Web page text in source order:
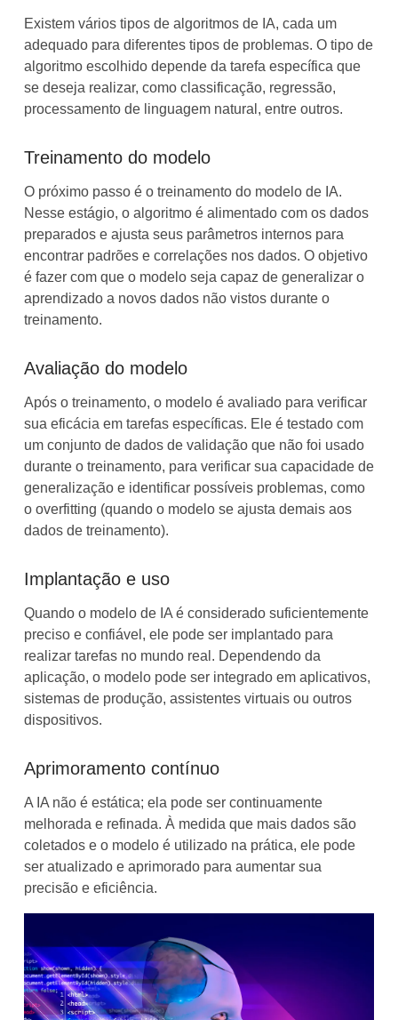
Existem vários tipos de algoritmos de IA, cada um
adequado para diferentes tipos de problemas. O tipo de
algoritmo escolhido depende da tarefa específica que
se deseja realizar, como classificação, regressão,
processamento de linguagem natural, entre outros.
Treinamento do modelo
O próximo passo é o treinamento do modelo de IA.
Nesse estágio, o algoritmo é alimentado com os dados
preparados e ajusta seus parâmetros internos para
encontrar padrões e correlações nos dados. O objetivo
é fazer com que o modelo seja capaz de generalizar o
aprendizado a novos dados não vistos durante o
treinamento.
Avaliação do modelo
Após o treinamento, o modelo é avaliado para verificar
sua eficácia em tarefas específicas. Ele é testado com
um conjunto de dados de validação que não foi usado
durante o treinamento, para verificar sua capacidade de
generalização e identificar possíveis problemas, como
o overfitting (quando o modelo se ajusta demais aos
dados de treinamento).
Implantação e uso
Quando o modelo de IA é considerado suficientemente
preciso e confiável, ele pode ser implantado para
realizar tarefas no mundo real. Dependendo da
aplicação, o modelo pode ser integrado em aplicativos,
sistemas de produção, assistentes virtuais ou outros
dispositivos.
Aprimoramento contínuo
A IA não é estática; ela pode ser continuamente
melhorada e refinada. À medida que mais dados são
coletados e o modelo é utilizado na prática, ele pode
ser atualizado e aprimorado para aumentar sua
precisão e eficiência.